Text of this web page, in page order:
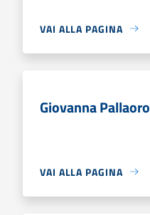
VAI ALLA PAGINA
Giovanna Pallaoro
VAI ALLA PAGINA